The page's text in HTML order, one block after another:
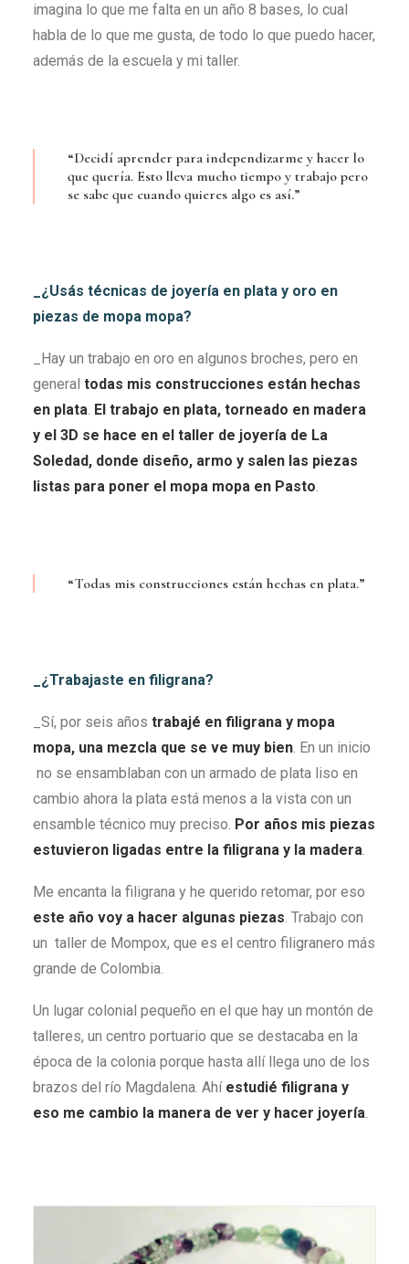
imagina lo que me falta en un año 8 bases, lo cual
habla de lo que me gusta, de todo lo que puedo hacer,
además de la escuela y mi taller.
“Decidí aprender para independizarme y hacer lo
que quería. Esto lleva mucho tiempo y trabajo pero
se sabe que cuando quieres algo es así.”
_¿Usás técnicas de joyería en plata y oro en
piezas de mopa mopa?
_Hay un trabajo en oro en algunos broches, pero en
general todas mis construcciones están hechas
en plata. El trabajo en plata, torneado en madera
y el 3D se hace en el taller de joyería de La
Soledad, donde diseño, armo y salen las piezas
listas para poner el mopa mopa en Pasto.
“Todas mis construcciones están hechas en plata.”
_¿Trabajaste en filigrana?
_Sí, por seis años trabajé en filigrana y mopa
mopa, una mezcla que se ve muy bien. En un inicio
no se ensamblaban con un armado de plata liso en
cambio ahora la plata está menos a la vista con un
ensamble técnico muy preciso. Por años mis piezas
estuvieron ligadas entre la filigrana y la madera.
Me encanta la filigrana y he querido retomar, por eso
este año voy a hacer algunas piezas. Trabajo con
un taller de Mompox, que es el centro filigranero más
grande de Colombia.
Un lugar colonial pequeño en el que hay un montón de
talleres, un centro portuario que se destacaba en la
época de la colonia porque hasta allí llega uno de los
brazos del río Magdalena. Ahí estudié filigrana y
eso me cambio la manera de ver y hacer joyería.